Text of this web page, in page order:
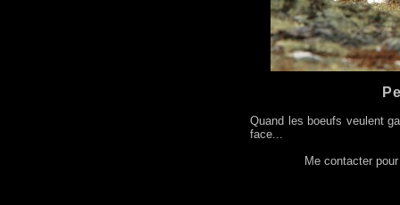
Quand les boeufs veulent
face...
Me contacter